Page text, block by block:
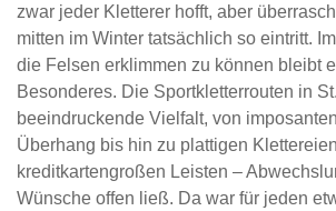
zwar jeder Kletterer hofft, aber
mitten im Winter tatsächlich so eintritt.
die Felsen erklimmen zu können bleibt
Besonderes. Die Sportkletterrouten in
beeindruckende Vielfalt, von
Überhang bis hin zu plattigen
kreditkartengroßen Leisten –
Wünsche offen ließ. Da war für jeden